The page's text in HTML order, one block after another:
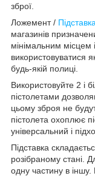
зброї.
Ложемент /
магазинів
мінімальним
використовуватися
будь-якій полиці.
Використовуйте 2 і
пістолетами
цьому зброя не
пістолета охоплює
універсальний і
Підставка
розібраному стані.
одну частину в іншу.